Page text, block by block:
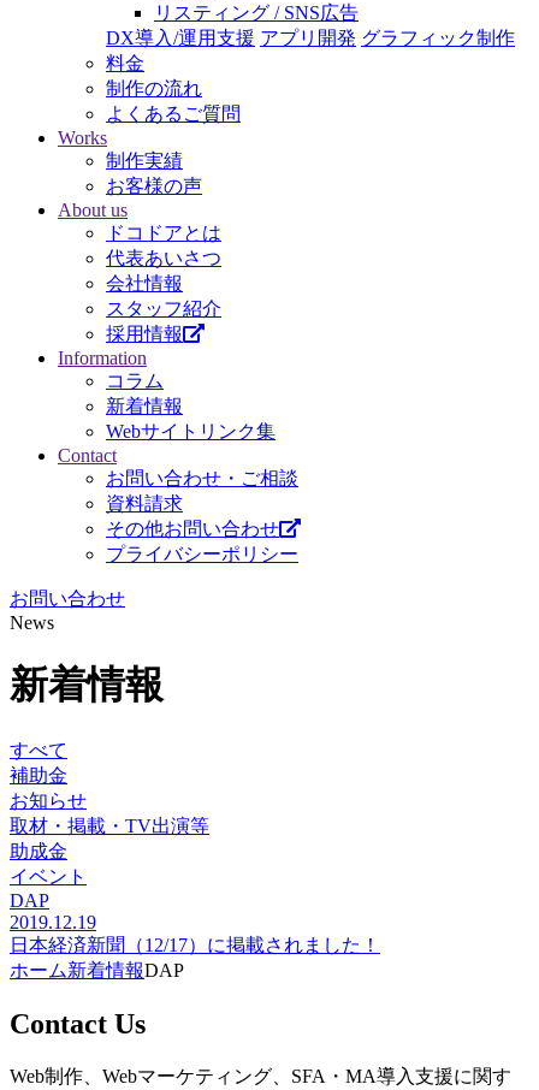
リスティング / SNS広告
DX導入/運用支援 アプリ開発 グラフィック制作
料金
制作の流れ
よくあるご質問
Works
制作実績
お客様の声
About us
ドコドアとは
代表あいさつ
会社情報
スタッフ紹介
採用情報
Information
コラム
新着情報
Webサイトリンク集
Contact
お問い合わせ・ご相談
資料請求
その他お問い合わせ
プライバシーポリシー
お問い合わせ
News
新着情報
すべて
補助金
お知らせ
取材・掲載・TV出演等
助成金
イベント
DAP
2019.12.19
日本経済新聞（12/17）に掲載されました！
ホーム新着情報DAP
Contact Us
Web制作、Webマーケティング、SFA・MA導入支援に関す